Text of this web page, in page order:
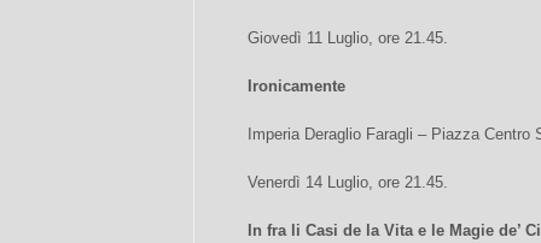
Giovedì 11 Luglio, ore 21.45.
Ironicamente
Imperia Deraglio Faragli – Piazza Centro
Venerdì 14 Luglio, ore 21.45.
In fra li Casi de la Vita e le Magie de’